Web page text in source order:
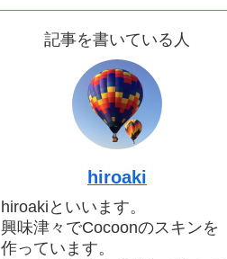
記事を書いている人
hiroaki
hiroakiといいます。
興味津々でCocoonのスキンを
作っています。